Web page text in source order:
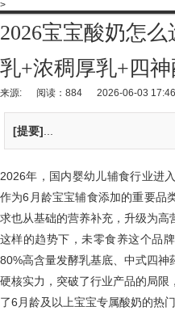
>
2026宝宝酸奶怎
乳+浓稠厚乳+四
来源: 阅读：884 2026-06-03
[提要]
2026年，国内婴幼儿辅食行业进
作为6月龄宝宝辅食添加的重要品
求也从基础的营养补充，升级为
这样的趋势下，未零食养这个品
80%高含量发酵乳基底、中式四
硬核实力，突破了行业产品的局
了6月龄及以上宝宝专属酸奶的热门